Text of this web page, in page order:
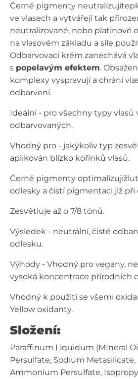
Černé pigmenty
ve vlasech a vytvářejí tak
neutralizované, nebo platinové
na vlasovém základu a síle
Odbarvovací krém zanechává
s popelavým efektem.
komplexy vyspravují a chrání
odbarvení.
Ideální - pro všechny typy vlasů
odbarvovaných.
Vhodný pro - jakýkoliv typ
aplikován blízko kořínků vlasů.
Černé pigmenty
odlesky a čistí pigmentaci již při
Zesvětluje až o 7/8 tónů.
Výsledek - neutrální, čisté
odlesku.
Výhody - Vhodný pro vegany,
vysoká koncentrace přírodních
Vhodný k použití se všemi
Yellow oxidanty.
Složení:
Paraffinum Liquidum (MIneral
Persulfate, Sodium
Ammonium Persulfate,